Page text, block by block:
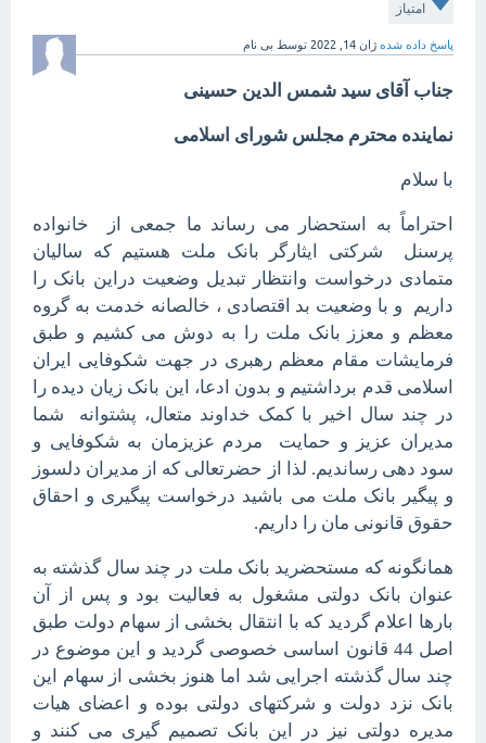
امتیاز
پاسخ داده شده ژان 14, 2022 توسط بی نام
جناب آقای سید شمس الدین حسینی
نماینده محترم مجلس شورای اسلامی
با سلام
احتراماً به استحضار می رساند ما جمعی از خانواده
پرسنل شرکتی ایثارگر بانک ملت هستیم که سالیان
متمادی درخواست وانتظار تبدیل وضعیت دراین بانک را
داریم و با وضعیت بد اقتصادی ، خالصانه خدمت به گروه
معظم و معزز بانک ملت را به دوش می کشیم و طبق
فرمایشات مقام معظم رهبری در جهت شکوفایی ایران
اسلامی قدم برداشتیم و بدون ادعا، این بانک زیان دیده را
در چند سال اخیر با کمک خداوند متعال، پشتوانه شما
مدیران عزیز و حمایت مردم عزیزمان به شکوفایی و
سود دهی رساندیم. لذا از حضرتعالی که از مدیران دلسوز
و پیگیر بانک ملت می باشید درخواست پیگیری و احقاق
حقوق قانونی مان را داریم.
همانگونه که مستحضرید بانک ملت در چند سال گذشته به
عنوان بانک دولتی مشغول به فعالیت بود و پس از آن
بارها اعلام گردید که با انتقال بخشی از سهام دولت طبق
اصل 44 قانون اساسی خصوصی گردید و این موضوع در
چند سال گذشته اجرایی شد اما هنوز بخشی از سهام این
بانک نزد دولت و شرکتهای دولتی بوده و اعضای هیات
مدیره دولتی نیز در این بانک تصمیم گیری می کنند و